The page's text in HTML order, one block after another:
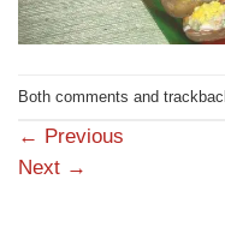
Both comments and
← Previous
Next →